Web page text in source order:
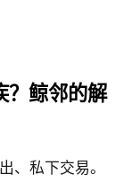
？鲸邻的解
、私下交易。